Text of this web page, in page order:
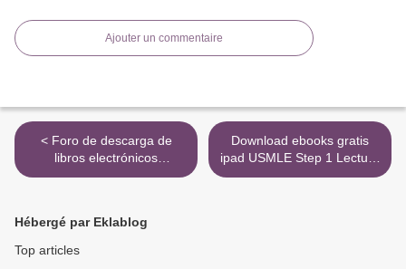
Ajouter un commentaire
< Foro de descarga de
libros electrónicos
rapidshare SUBMUNDO
9788432228551
Download ebooks gratis
ipad USMLE Step 1 Lecture
Notes 2020: 7-Book Set
Hébergé par Eklablog
Top articles